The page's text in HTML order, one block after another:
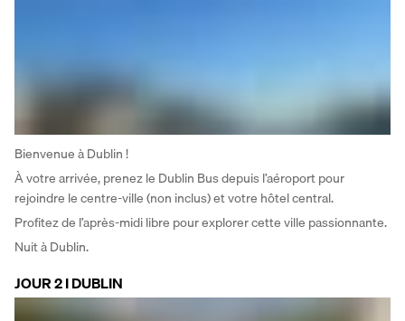
Bienvenue à Dublin !
À votre arrivée, prenez le Dublin Bus depuis l’aéroport pour
rejoindre le centre-ville (non inclus) et votre hôtel central.
Profitez de l’après-midi libre pour explorer cette ville passionnante.
Nuit à Dublin.
JOUR 2 I DUBLIN